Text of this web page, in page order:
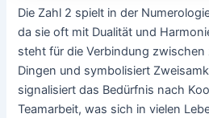
Die Zahl 2 spielt in der
da sie oft mit Dualität und
steht für die Verbindung
Dingen und symbolisiert
signalisiert das Bedürfnis nach
Teamarbeit, was sich in vielen